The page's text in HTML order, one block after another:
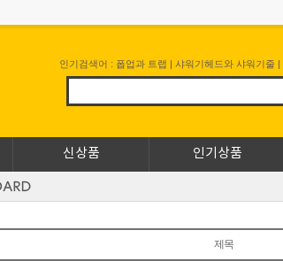
인기검색어 : 폽업과 트랩 | 샤워기헤드와 샤워기줄 |
신상품 인기상품
제목